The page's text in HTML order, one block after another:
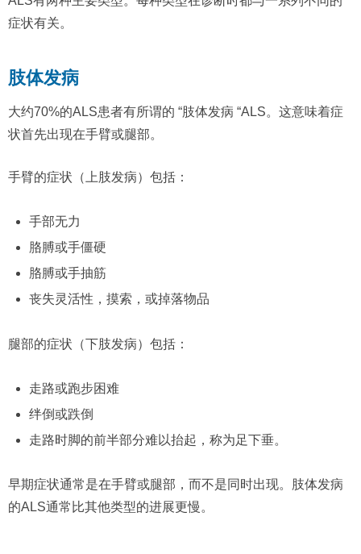
症状有关。
肢体发病
大约70%的ALS患者有所谓的 “肢体发病 “ALS。这意味着症
状首先出现在手臂或腿部。
手臂的症状（上肢发病）包括：
手部无力
胳膊或手僵硬
胳膊或手抽筋
丧失灵活性，摸索，或掉落物品
腿部的症状（下肢发病）包括：
走路或跑步困难
绊倒或跌倒
走路时脚的前半部分难以抬起，称为足下垂。
早期症状通常是在手臂或腿部，而不是同时出现。肢体发病
的ALS通常比其他类型的进展更慢。